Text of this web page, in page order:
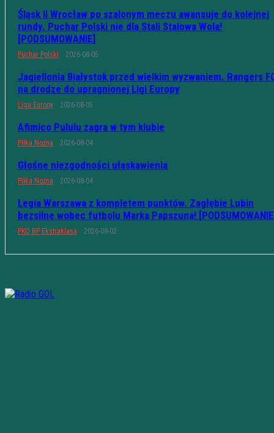
Śląsk II Wrocław po szalonym meczu awansuje do kolejnej
rundy. Puchar Polski nie dla Stali Stalowa Wola!
[PODSUMOWANIE]
Puchar Polski 2026-08-05
Jagiellonia Białystok przed wielkim wyzwaniem. Rangers
na drodze do upragnionej Ligi Europy
Liga Europy 2026-08-05
Afimico Pululu zagra w tym klubie
Piłka Nożna 2026-08-04
Głośne niezgodności ułaskawienia
Piłka Nożna 2026-08-04
Legia Warszawa z kompletem punktów. Zagłębie Lubin
bezsilne wobec futbolu Marka Papszuna!
PKO BP Ekstraklasa 2026-08-02